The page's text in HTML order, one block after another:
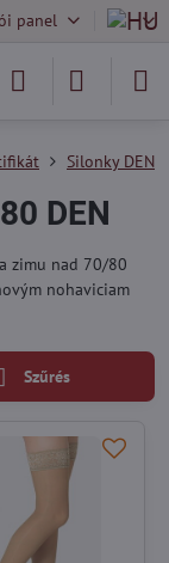
panel
Silonky DEN
DEN
zimu nad 70/80
nohaviciam
Szűrés